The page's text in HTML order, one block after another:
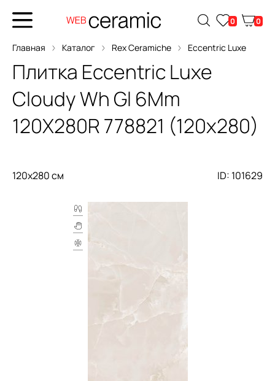
0 0
Главная Каталог Rex Ceramiche Eccentric Luxe
Плитка Eccentric Luxe
Cloudy Wh Gl 6Mm
120X280R778821 (120x280)
120x280 см ID: 101629